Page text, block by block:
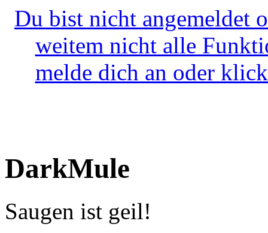
Du bist nicht angemeldet
weitem nicht alle
melde dich an oder
DarkMule
Saugen ist geil!